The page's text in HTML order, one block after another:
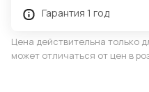
Гарантия 1 год
Цена действительна только
может отличаться от цен в